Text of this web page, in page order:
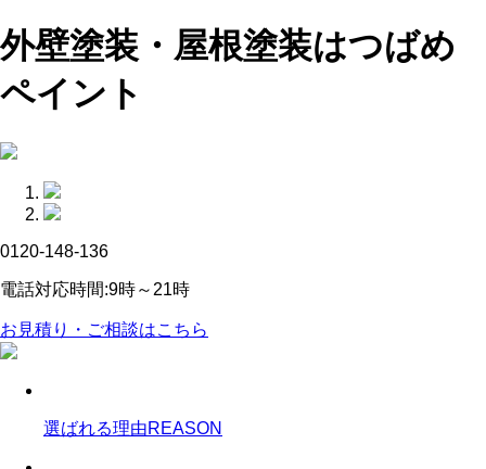
外壁塗装・屋根塗装はつばめ
ペイント
0120-148-136
電話対応時間:9時～21時
お見積り・ご相談はこちら
選ばれる理由REASON